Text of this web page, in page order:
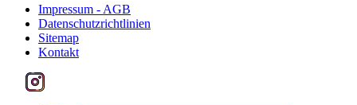
Impressum - AGB
Datenschutzrichtlinien
Sitemap
Kontakt